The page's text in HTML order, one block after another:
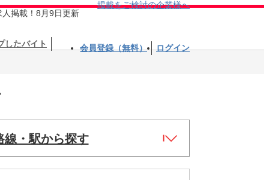
人掲載！8月9日更新
掲載をご検討の企業様へ
したバイト 会員登録（無料） ログイン
・駅から探す